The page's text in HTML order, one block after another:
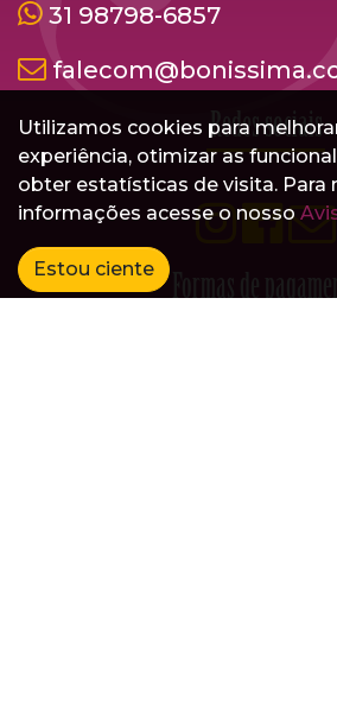
31 98798-6857
Redes sociais
Formas de
Utilizamos cookies para
experiência, otimizar as
obter estatísticas de visita. Para
informações acesse o nosso
Estou ciente